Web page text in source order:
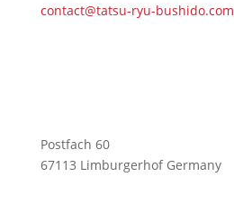
contact@tatsu-ryu-bushido.com
Postfach 60
67113 Limburgerhof Germany